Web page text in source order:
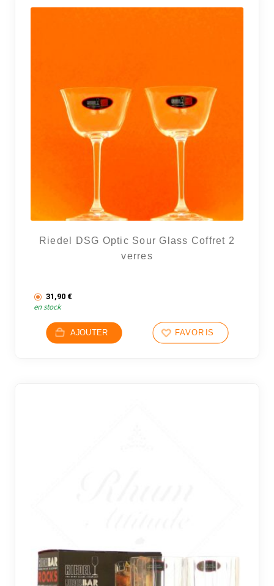
RÉGIONS
BOUTIQUE LOIRET
Riedel DSG Optic Sour Glass Coffret 2
verres
31,90 €
en stock
AJOUTER FAVORIS